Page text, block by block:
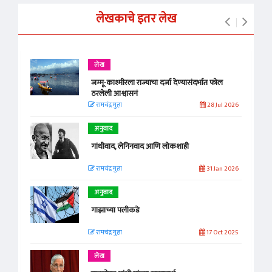
लेखकाचे इतर लेख
लेख
जम्मू-काश्मीरला राज्याचा दर्जा देण्यासंदर्भात फोल
ठरलेली आश्वासनं
रामचंद्र गुहा 28 Jul 2026
अनुवाद
गांधीवाद, लेनिनवाद आणि लोकशाही
रामचंद्र गुहा 31 Jan 2026
अनुवाद
गाझाच्या पलीकडे
रामचंद्र गुहा 17 Oct 2025
लेख